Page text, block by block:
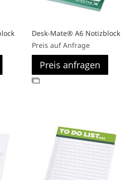
Desk-Mate® A6 Notizblock
Preis auf Anfrage
Preis anfragen
Zur